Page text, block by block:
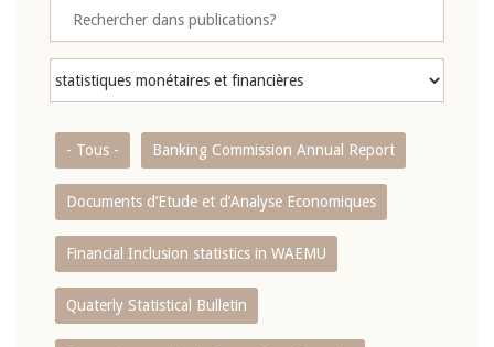
- Tous - Banking Commission Annual Report
Documents d’Etude et d’Analyse Economiques
Financial Inclusion statistics in WAEMU
Quaterly Statistical Bulletin